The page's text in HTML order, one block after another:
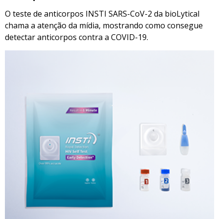
O teste de anticorpos INSTI SARS-CoV-2 da bioLytical
chama a atenção da mídia, mostrando como consegue
detectar anticorpos contra a COVID-19.